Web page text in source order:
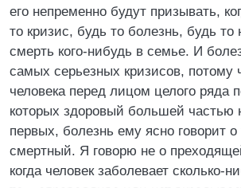
его непременно будут призывать,
то кризис, будь то болезнь, будь
смерть кого-нибудь в семье. И
самых серьезных кризисов, потому
человека перед лицом целого ряда
которых здоровый большей частью
первых, болезнь ему ясно говорит
смертный. Я говорю не о
когда человек заболевает сколько-